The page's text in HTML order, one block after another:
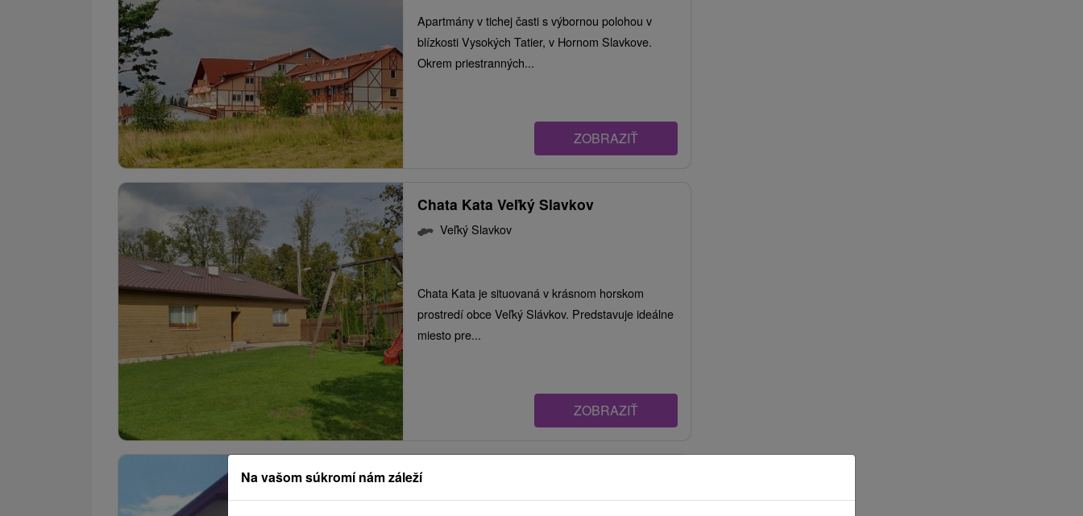
Apartmány v tichej časti s výbornou polohou v
blízkosti Vysokých Tatier, v Hornom Slavkove.
Okrem priestranných...
ZOBRAZIŤ
Chata Kata Veľký Slavkov
Veľký Slavkov
Chata Kata je situovaná v krásnom horskom
prostredí obce Veľký Slávkov. Predstavuje ideálne
miesto pre...
ZOBRAZIŤ
Privát u Damiána Veľký Slavkov
Veľký Slavkov
Na vašom súkromí nám záleží